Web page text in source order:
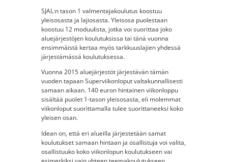
SJAL:n tason 1 valmentajakoulutus koostuu
yleisosasta ja lajiosasta. Yleisosa puolestaan
koostuu 12 moduulista, jotka voi suorittaa joko
aluejärjestöjen koulutuksissa tai tänä vuonna
ensimmäistä kertaa myös tarkkuuslajien yhdessä
järjestämässä koulutuksessa.
Vuonna 2015 aluejärjestöt järjestävän tämän
vuoden tapaan Superviikonloput valtakunnallisesti
samaan aikaan. 140 euron hintainen viikonloppu
sisältää puolet 1-tason yleisosasta, eli molemmat
viikonloput suorittamalla tulee suorittaneeksi koko
yleisen osan.
Idean on, että eri alueilla järjestetään samat
koulutukset samaan hintaan ja osallistuja voi valita,
osallistuuko koko viikonlopun koulutukseen vai